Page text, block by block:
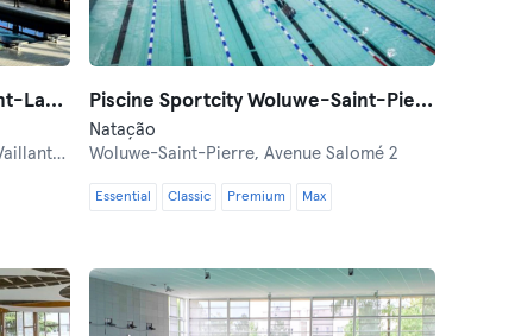
Piscine Poséidon Woluwe-Saint-Lambert
2
Piscine Sportcity Woluwe-Saint-Pierre
Natação
Woluwe-Saint-Pierre,Avenue Salomé 2
Essential Classic Premium Max